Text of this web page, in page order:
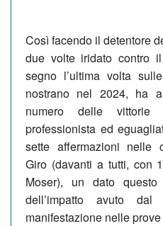
Così facendo il detentore
due volte iridato contro
segno l’ultima volta
nostrano nel 2024, ha
numero delle vittorie
professionista ed
sette affermazioni nelle
Giro (davanti a tutti, con
Moser), un dato
dell’impatto avuto
manifestazione nelle